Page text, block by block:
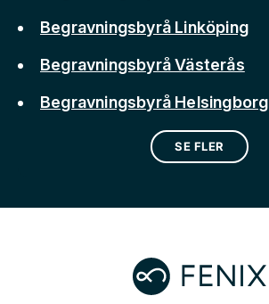
Begravningsbyrå Linköping
Begravningsbyrå Västerås
Begravningsbyrå Helsingborg
SE FLER